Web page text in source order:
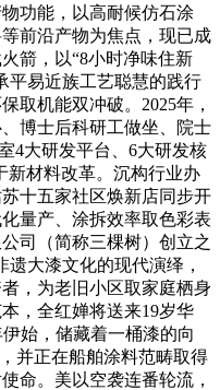
功能，以高耐候仿石涂
前沿产物为焦点，现已成
箭，以“8小时净味住新
平易近族工艺聪慧的践行
取机能双冲破。2025年，
博士后科研工做坐、院士
4大研发平台、6大研发核
新材料改革。沉构行业办
十五家社区焕新店同步开
量产、涂拆效率取色彩表
司（简称三棵树）创立之
大漆文化的现代演绎，
，为老旧小区取家庭栖身
，全红婵将送来19岁华
始，储藏着一桶漆的向
并正在船舶涂料范畴取得
命。美以空袭连番轮流，